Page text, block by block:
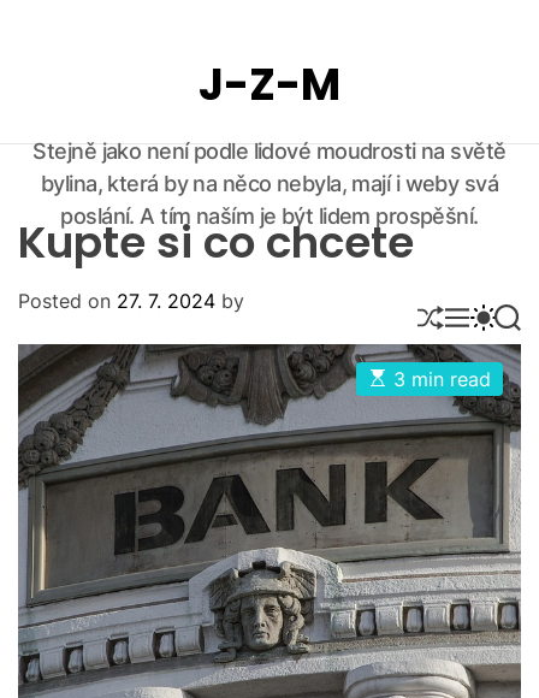
J-Z-M
Stejně jako není podle lidové moudrosti na světě
bylina, která by na něco nebyla, mají i weby svá
poslání. A tím naším je být lidem prospěšní.
S
H
U
F
F
L
E
M
E
N
U
S
W
I
T
C
H
C
O
R
M
O
D
E
S
E
A
R
C
H
Kupte si co chcete
Posted on 27. 7. 2024 by
E
s
i
m
d
r
e
a
d
t
i
m
e
3 min read